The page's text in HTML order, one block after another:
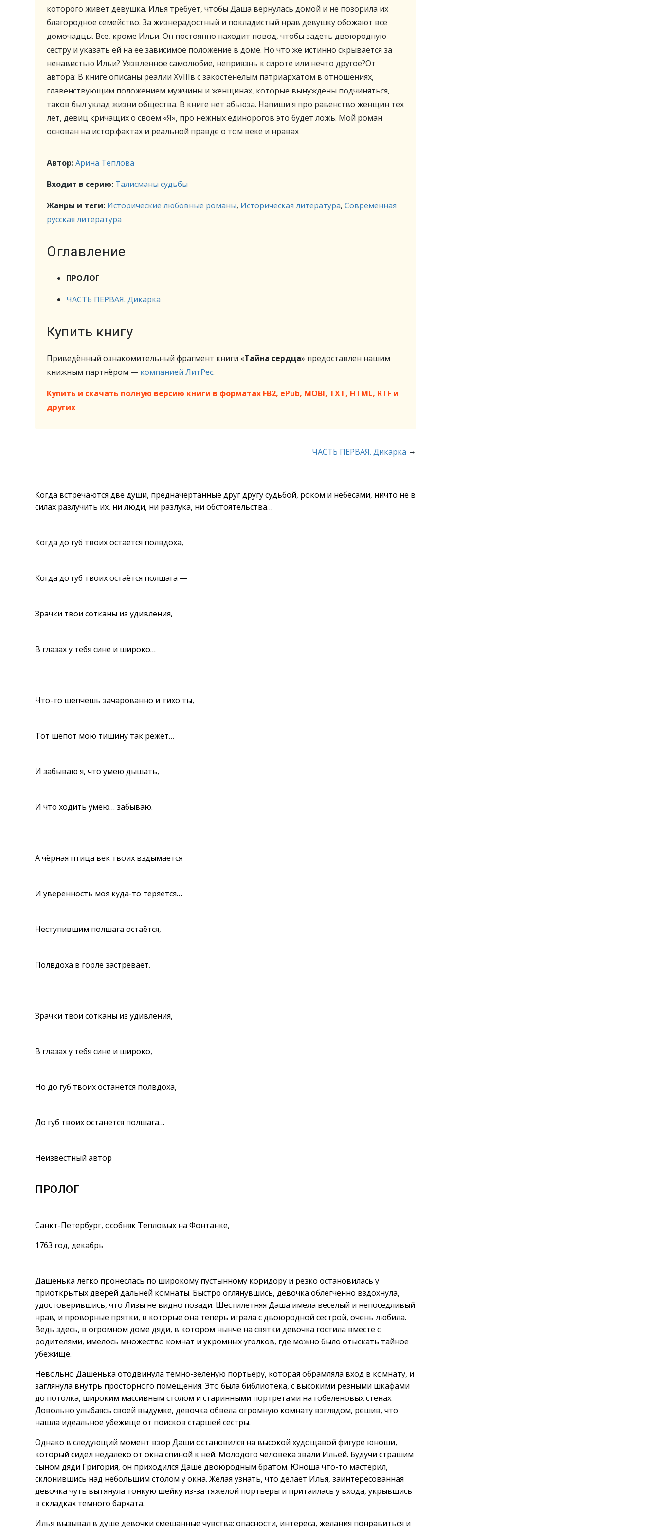
которого живет девушка. Илья требует, чтобы Даша вернулась домой и не позорила их
благородное семейство. За жизнерадостный и покладистый нрав девушку обожают все
домочадцы. Все, кроме Ильи. Он постоянно находит повод, чтобы задеть двоюродную
сестру и указать ей на ее зависимое положение в доме. Но что же истинно скрывается за
ненавистью Ильи? Уязвленное самолюбие, неприязнь к сироте или нечто другое?От
автора: В книге описаны реалии XVIIIв с закостенелым патриархатом в отношениях,
главенствующим положением мужчины и женщинах, которые вынуждены подчиняться,
таков был уклад жизни общества. В книге нет абьюза. Напиши я про равенство женщин тех
лет, девиц кричащих о своем «Я», про нежных единорогов это будет ложь. Мой роман
основан на истор.фактах и реальной правде о том веке и нравах
Автор:Арина Теплова
Входит в серию: Талисманы судьбы
Жанры и теги: Исторические любовные романы, Историческая литература, Современная
русская литература
Оглавление
ПРОЛОГ
ЧАСТЬ ПЕРВАЯ. Дикарка
Купить книгу
Приведённый ознакомительный фрагмент книги «Тайна сердца» предоставлен нашим
книжным партнёром — компанией ЛитРес.
Купить и скачать полную версию книги в форматах FB2, ePub, MOBI, TXT, HTML, RTF и
других
ЧАСТЬ ПЕРВАЯ. Дикарка →
Когда встречаются две души, предначертанные друг другу судьбой, роком и небесами, ничто не в
силах разлучить их, ни люди, ни разлука, ни обстоятельства…
Когда до губ твоих остаётся полвдоха,
Когда до губ твоих остаётся полшага —
Зрачки твои сотканы из удивления,
В глазах у тебя сине и широко…
Что-то шепчешь зачарованно и тихо ты,
Тот шёпот мою тишину так режет…
И забываю я, что умею дышать,
И что ходить умею… забываю.
А чёрная птица век твоих вздымается
И уверенность моя куда-то теряется…
Неступившим полшага остаётся,
Полвдоха в горле застревает.
Зрачки твои сотканы из удивления,
В глазах у тебя сине и широко,
Но до губ твоих останется полвдоха,
До губ твоих останется полшага…
Неизвестный автор
ПРОЛОГ
Санкт-Петербург, особняк Тепловых на Фонтанке,
1763 год, декабрь
Дашенька легко пронеслась по широкому пустынному коридору и резко остановилась у
приоткрытых дверей дальней комнаты. Быстро оглянувшись, девочка облегченно вздохнула,
удостоверившись, что Лизы не видно позади. Шестилетняя Даша имела веселый и непоседливый
нрав, и проворные прятки, в которые она теперь играла с двоюродной сестрой, очень любила.
Ведь здесь, в огромном доме дяди, в котором нынче на святки девочка гостила вместе с
родителями, имелось множество комнат и укромных уголков, где можно было отыскать тайное
убежище.
Невольно Дашенька отодвинула темно-зеленую портьеру, которая обрамляла вход в комнату, и
заглянула внутрь просторного помещения. Это была библиотека, с высокими резными шкафами
до потолка, широким массивным столом и старинными портретами на гобеленовых стенах.
Довольно улыбаясь своей выдумке, девочка обвела огромную комнату взглядом, решив, что
нашла идеальное убежище от поисков старшей сестры.
Однако в следующий момент взор Даши остановился на высокой худощавой фигуре юноши,
который сидел недалеко от окна спиной к ней. Молодого человека звали Ильей. Будучи страшим
сыном дяди Григория, он приходился Даше двоюродным братом. Юноша что-то мастерил,
склонившись над небольшим столом у окна. Желая узнать, что делает Илья, заинтересованная
девочка чуть вытянула тонкую шейку из-за тяжелой портьеры и притаилась у входа, укрывшись
в складках темного бархата.
Илья вызывал в душе девочки смешанные чувства: опасности, интереса, желания понравиться и